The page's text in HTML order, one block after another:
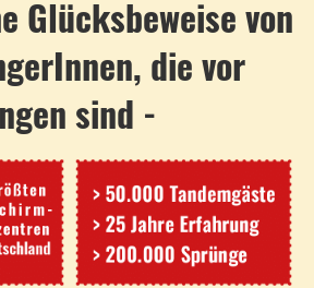
Glücksbeweise von
die vor
sind -